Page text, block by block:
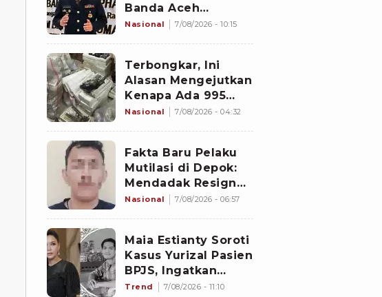
Banda Aceh
Diperiksa
Nasional 7/08/2026 - 10:15
Terbongkar, Ini
Alasan Mengejutkan
Kenapa Ada 995
Senjata di Dalam
Nasional 7/08/2026 - 04:32
Fakta Baru Pelaku
Mutilasi di Depok:
Mendadak Resign
Kerja Goreng Piscok
Nasional 7/08/2026 - 06:57
Maia Estianty Soroti
Kasus Yurizal Pasien
BPJS, Ingatkan
Nakes untuk Jaga
Trend 7/08/2026 - 11:10